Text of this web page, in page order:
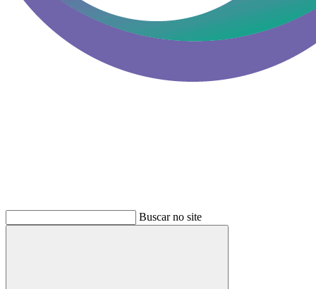
Buscar no site